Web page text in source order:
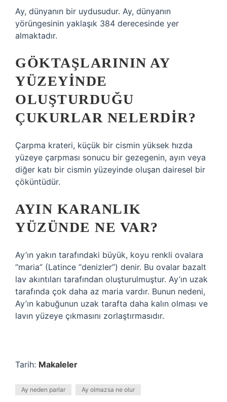
Ay, dünyanın bir uydusudur. Ay, dünyanın
yörüngesinin yaklaşık 384 derecesinde yer
almaktadır.
GÖKTAŞLARININ AY
YÜZEYINDE
OLUŞTURDUĞU
ÇUKURLAR NELERDIR?
Çarpma krateri, küçük bir cismin yüksek hızda
yüzeye çarpması sonucu bir gezegenin, ayın veya
diğer katı bir cismin yüzeyinde oluşan dairesel bir
çöküntüdür.
AYIN KARANLIK
YÜZÜNDE NE VAR?
Ay’ın yakın tarafındaki büyük, koyu renkli ovalara
“maria” (Latince “denizler”) denir. Bu ovalar bazalt
lav akıntıları tarafından oluşturulmuştur. Ay’ın uzak
tarafında çok daha az maria vardır. Bunun nedeni,
Ay’ın kabuğunun uzak tarafta daha kalın olması ve
lavın yüzeye çıkmasını zorlaştırmasıdır.
Tarih: Makaleler
Ay neden parlar Ay olmazsa ne olur